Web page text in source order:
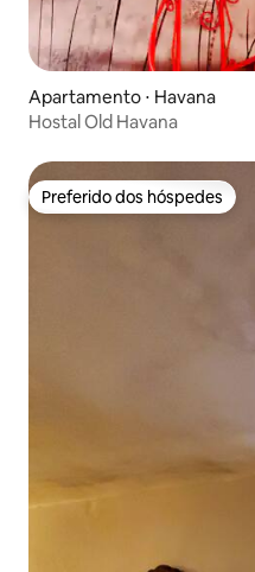
Apartamento ⋅ Havana
Hostal Old Havana
Preferido dos hóspedes
Preferido dos hóspedes